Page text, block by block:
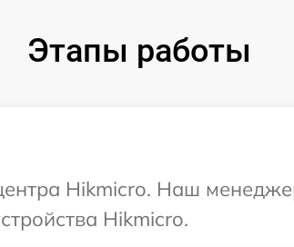
Этапы работы
Hikmicro. Наш
Hikmicro.